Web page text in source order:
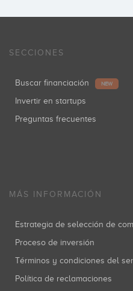
SECCIONES
Buscar financiación NEW
Invertir en startups
Preguntas frecuentes
MÁS INFORMACIÓN
Estrategia de selección de
Proceso de inversión
Términos y condiciones del
Política de reclamaciones